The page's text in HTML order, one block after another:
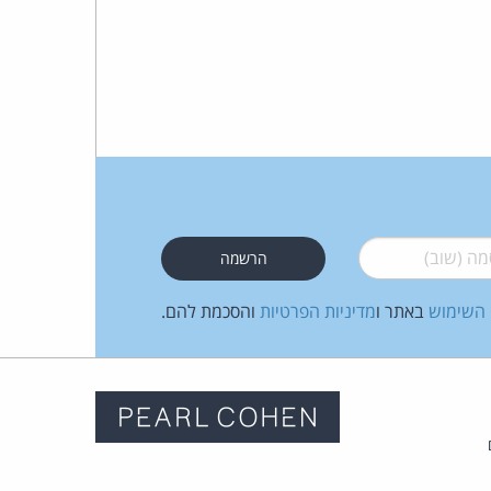
(שוב)*
השימוש באתר ומדיניות הפרטיות והסכמת להם.